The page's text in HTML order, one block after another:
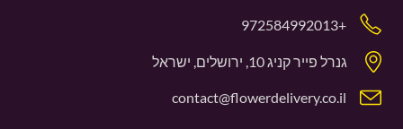
+972584992013
גנרל פייר קניג 10, ירושלים, ישראל
contact@flowerdelivery.co.il